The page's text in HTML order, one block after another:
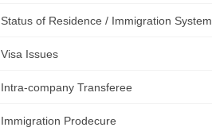
Status of Residence / Immigration System
Visa Issues
Intra-company Transferee
Immigration Prodecure